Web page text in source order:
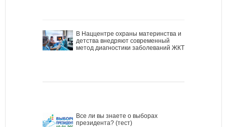
В Наццентре охраны материнства и
детства внедряют современный
метод диагностики заболеваний ЖКТ
Все ли вы знаете о выборах
президента? (тест)